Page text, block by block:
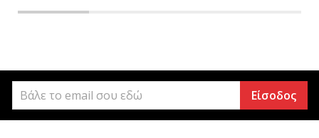
Είσοδος